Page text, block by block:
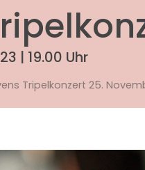
| 19.00 Uhr
Tripelkonzert 25.